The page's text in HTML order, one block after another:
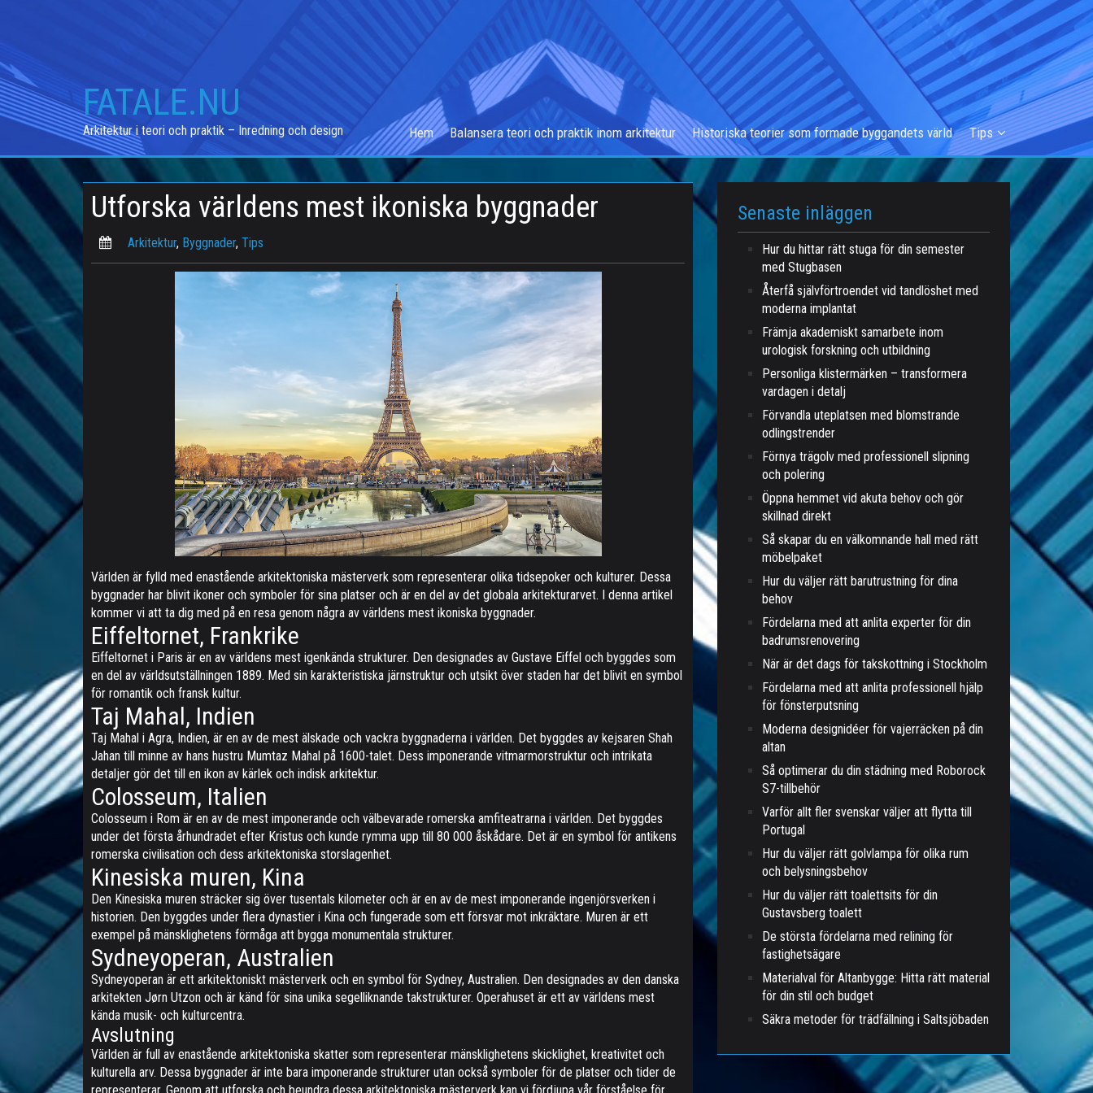
content
FATALE.NU
Arkitektur i teori och praktik – Inredning och design Hem Balansera teori och praktik inom arkitektur Historiska teorier som formade byggandets värld Tips
Utforska världens mest ikoniska byggnader
Arkitektur, Byggnader, Tips
Världen är fylld med enastående arkitektoniska mästerverk som representerar olika tidsepoker och kulturer. Dessa
byggnader har blivit ikoner och symboler för sina platser och är en del av det globala arkitekturarvet. I denna artikel
kommer vi att ta dig med på en resa genom några av världens mest ikoniska byggnader.
Eiffeltornet, Frankrike
Eiffeltornet i Paris är en av världens mest igenkända strukturer. Den designades av Gustave Eiffel och byggdes som
en del av världsutställningen 1889. Med sin karakteristiska järnstruktur och utsikt över staden har det blivit en symbol
för romantik och fransk kultur.
Taj Mahal, Indien
Taj Mahal i Agra, Indien, är en av de mest älskade och vackra byggnaderna i världen. Det byggdes av kejsaren Shah
Jahan till minne av hans hustru Mumtaz Mahal på 1600-talet. Dess imponerande vitmarmorstruktur och intrikata
detaljer gör det till en ikon av kärlek och indisk arkitektur.
Colosseum, Italien
Colosseum i Rom är en av de mest imponerande och välbevarade romerska amfiteatrarna i världen. Det byggdes
under det första århundradet efter Kristus och kunde rymma upp till 80 000 åskådare. Det är en symbol för antikens
romerska civilisation och dess arkitektoniska storslagenhet.
Kinesiska muren, Kina
Den Kinesiska muren sträcker sig över tusentals kilometer och är en av de mest imponerande ingenjörsverken i
historien. Den byggdes under flera dynastier i Kina och fungerade som ett försvar mot inkräktare. Muren är ett
exempel på mänsklighetens förmåga att bygga monumentala strukturer.
Sydneyoperan, Australien
Sydneyoperan är ett arkitektoniskt mästerverk och en symbol för Sydney, Australien. Den designades av den danska
arkitekten Jørn Utzon och är känd för sina unika segelliknande takstrukturer. Operahuset är ett av världens mest
kända musik- och kulturcentra.
Avslutning
Världen är full av enastående arkitektoniska skatter som representerar mänsklighetens skicklighet, kreativitet och
kulturella arv. Dessa byggnader är inte bara imponerande strukturer utan också symboler för de platser och tider de
Senaste inläggen
Hur du hittar rätt stuga för din semester
med Stugbasen
Återfå självförtroendet vid tandlöshet med
moderna implantat
Främja akademiskt samarbete inom
urologisk forskning och utbildning
Personliga klistermärken – transformera
vardagen i detalj
Förvandla uteplatsen med blomstrande
odlingstrender
Förnya trägolv med professionell slipning
och polering
Öppna hemmet vid akuta behov och gör
skillnad direkt
Så skapar du en välkomnande hall med rätt
möbelpaket
Hur du väljer rätt barutrustning för dina
behov
Fördelarna med att anlita experter för din
badrumsrenovering
När är det dags för takskottning i Stockholm
Fördelarna med att anlita professionell hjälp
för fönsterputsning
Moderna designidéer för vajerräcken på din
altan
Så optimerar du din städning med Roborock
S7-tillbehör
Varför allt fler svenskar väljer att flytta till
Portugal
Hur du väljer rätt golvlampa för olika rum
och belysningsbehov
Hur du väljer rätt toalettsits för din
Gustavsberg toalett
De största fördelarna med relining för
fastighetsägare
Materialval för Altanbygge: Hitta rätt material
för din stil och budget
Säkra metoder för trädfällning i Saltsjöbaden